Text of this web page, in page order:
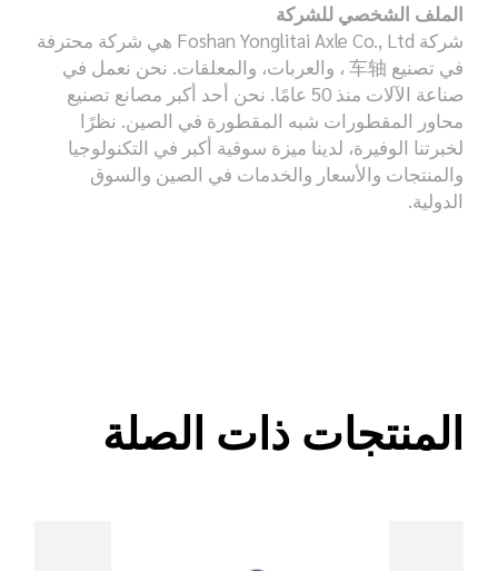
الملف الشخصي للشركة
شركة Foshan Yonglitai Axle Co., Ltd هي شركة محترفة
في تصنيع 车轴 ، والعربات، والمعلقات. نحن نعمل في
صناعة الآلات منذ 50 عامًا. نحن أحد أكبر مصانع تصنيع
محاور المقطورات شبه المقطورة في الصين. نظرًا
لخبرتنا الوفيرة، لدينا ميزة سوقية أكبر في التكنولوجيا
والمنتجات والأسعار والخدمات في الصين والسوق
الدولية.
المنتجات ذات الصلة